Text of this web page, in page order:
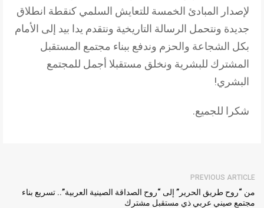
لإصدار المبادئ الخمسة للتعايش السلمي كنقطة انطلاق
جديدة ونتحمل الرسالة التاريخية ونتقدم يدا بيد إلى الأمام
بكل الشجاعة والحزم وندفع ببناء مجتمع المستقبل
المشترك للبشرية ونخلق مستقبلا أجمل للمجتمع
البشري!
شكرا للجميع.
PREVIOUS ARTICLE
من “روح طريق الحرير” إلى “روح الصداقة الصينية العربية”.. تسريع بناء
مجتمع صيني عربي ذي مستقبل مشترك